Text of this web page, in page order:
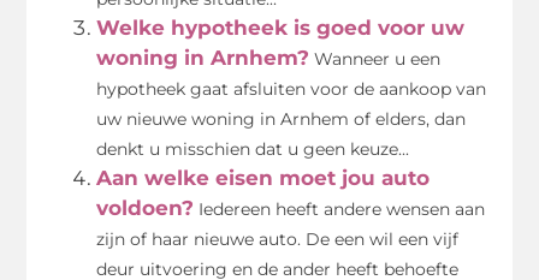
Welke hypotheek is goed voor uw
woning in Arnhem? Wanneer u een
hypotheek gaat afsluiten voor de aankoop van
uw nieuwe woning in Arnhem of elders, dan
denkt u misschien dat u geen keuze...
Aan welke eisen moet jou auto
voldoen? Iedereen heeft andere wensen aan
zijn of haar nieuwe auto. De een wil een vijf
deur uitvoering en de ander heeft behoefte